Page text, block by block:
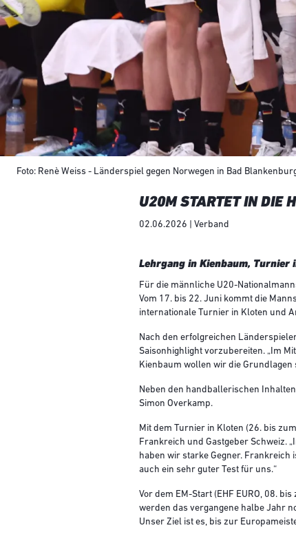
Foto: Renè Weiss - Länderspiel gegen Norwegen in Bad
U20M STARTET IN DIE
02.06.2026 | Verband
Lehrgang in Kienbaum, Turnier
Für die männliche U20-
Vom 17. bis 22. Juni kommt die
internationale Turnier in Kloten und
Nach den erfolgreichen
Saisonhighlight vorzubereiten. „Im
Kienbaum wollen wir die Grundlagen
Neben den handballerischen
Simon Overkamp.
Mit dem Turnier in Kloten (26. bis
Frankreich und Gastgeber Schweiz.
haben wir starke Gegner.
auch ein sehr guter Test für uns.“
Vor dem EM-Start (EHF EURO, 08.
werden das vergangene halbe Jahr
Unser Ziel ist es, bis zur